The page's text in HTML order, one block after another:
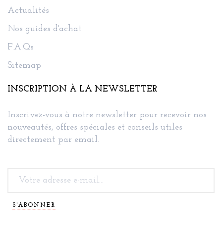
Actualités
Nos guides d'achat
F.A.Qs
Sitemap
INSCRIPTION À LA NEWSLETTER
Inscrivez-vous à notre newsletter pour recevoir nos
nouveautés, offres spéciales et conseils utiles
directement par email.
S'ABONNER